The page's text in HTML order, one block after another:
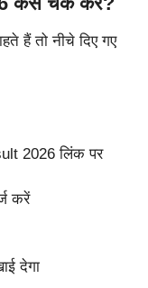
हैं तो नीचे दिए गए
2026 लिंक पर
करें
देगा